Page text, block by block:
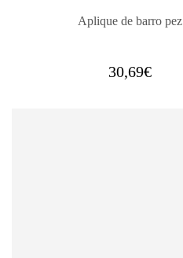
Aplique de barro pez
30,69€